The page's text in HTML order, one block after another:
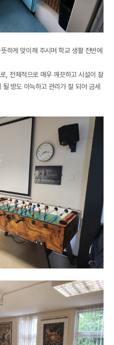
하게 맞이해 주시며 학교 생활 전반에
전체적으로 매우 깨끗하고 시설이 잘
될 방도 아늑하고 관리가 잘 되어 금세